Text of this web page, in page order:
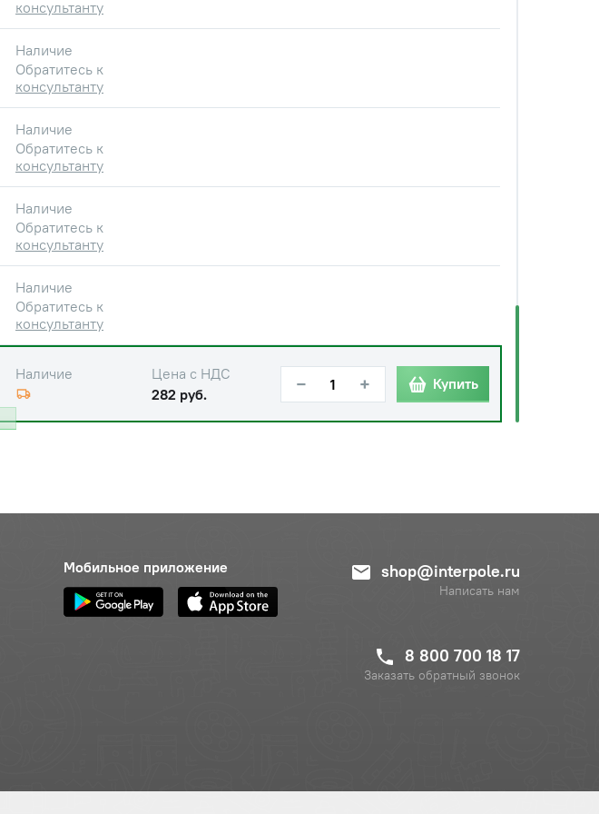
консультанту
Наличие
Обратитесь к
консультанту
Наличие
Обратитесь к
консультанту
Наличие
Обратитесь к
консультанту
Наличие
Обратитесь к
консультанту
Наличие
Цена с НДС
282 руб.
− + Купить
Мобильное приложение shop@interpole.ru
Написать нам
8 800 700 18 17
Заказать обратный звонок